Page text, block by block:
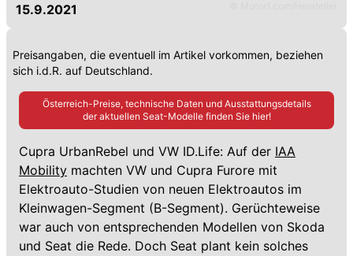
15.9.2021
Preisangaben, die eventuell im Artikel vorkommen, beziehen
sich i.d.R. auf Deutschland.
Österreich-Preise, technische Daten und Ausstattungsdetails
der aktuellen Seat-Modelle finden Sie hier!
Cupra UrbanRebel und VW ID.Life: Auf der IAA
Mobility machten VW und Cupra Furore mit
Elektroauto-Studien von neuen Elektroautos im
Kleinwagen-Segment (B-Segment). Gerüchteweise
war auch von entsprechenden Modellen von Skoda
und Seat die Rede. Doch Seat plant kein solches